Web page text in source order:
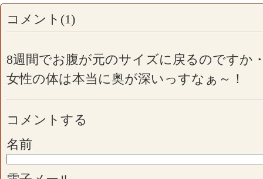
コメント(1)
8週間でお腹が元のサイズに戻るのですか
女性の体は本当に奥が深いっすなぁ～！
コメントする
名前